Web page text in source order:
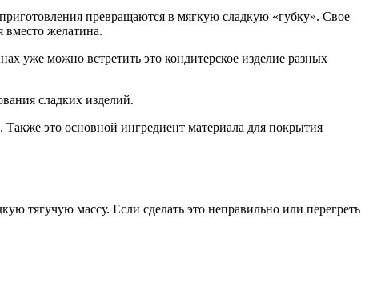
превращаются в мягкую сладкую «губку». Свое
вместо желатина.
уже можно встретить это кондитерское изделие разных
сладких изделий.
это основной ингредиент материала для покрытия
тягучую массу. Если сделать это неправильно или перегреть